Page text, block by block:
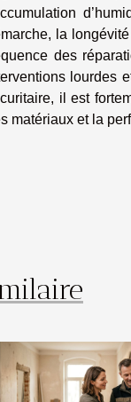
la
des
lourdes
il est
matériaux et la